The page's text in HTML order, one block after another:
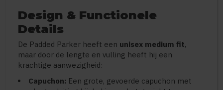
Design & Functionele
Details
De Padded Parker heeft een unisex medium fit,
maar door de lengte en vulling heeft hij een
krachtige aanwezigheid:
Capuchon: Een grote, gevoerde capuchon met